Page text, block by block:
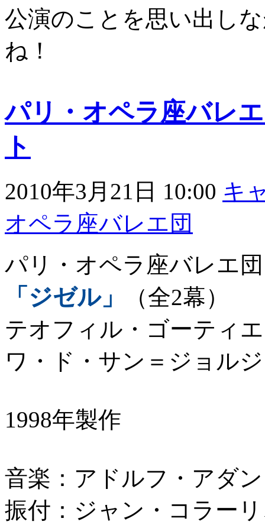
公演のことを思い出し
ね！
パリ・オペラ座バレ
ト
2010年3月21日 10:00 キ
オペラ座バレエ団
パリ・オペラ座バレエ
「ジゼル」
（全2幕）
テオフィル・ゴーティ
ワ・ド・サン＝ジョル
1998年製作
音楽：アドルフ・アダン
振付：ジャン・コラー